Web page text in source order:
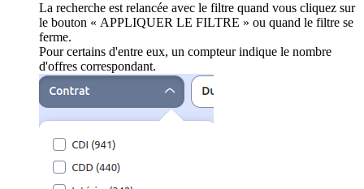
La recherche est relancée avec le filtre quand vous cliquez sur
le bouton « APPLIQUER LE FILTRE » ou quand le filtre se
ferme.
Pour certains d'entre eux, un compteur indique le nombre
d'offres correspondant.